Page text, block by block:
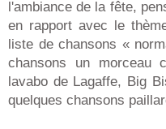
l'ambiance de la fête,
en rapport avec le
liste de chansons «
chansons un
lavabo de Lagaffe, Big
quelques chansons